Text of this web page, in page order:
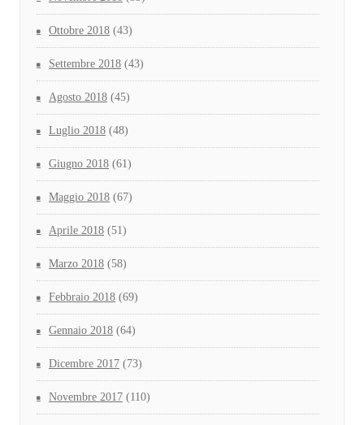
Ottobre 2018 (43)
Settembre 2018 (43)
Agosto 2018 (45)
Luglio 2018 (48)
Giugno 2018 (61)
Maggio 2018 (67)
Aprile 2018 (51)
Marzo 2018 (58)
Febbraio 2018 (69)
Gennaio 2018 (64)
Dicembre 2017 (73)
Novembre 2017 (110)